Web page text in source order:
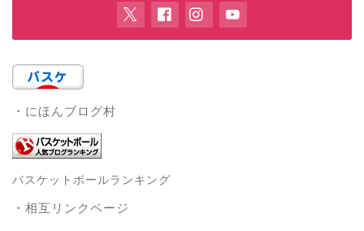
・にほんブログ村
バスケットボールランキング
・相互リンクページ